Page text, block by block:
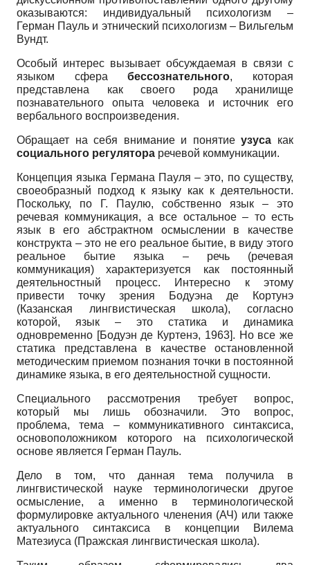
оказываются: индивидуальный психологизм –
Герман Пауль и этнический психологизм – Вильгельм
Вундт.
Особый интерес вызывает обсуждаемая в связи с
языком сферабессознательного, которая
представлена как своего рода хранилище
познавательного опыта человека и источник его
вербального воспроизведения.
Обращает на себя внимание и понятиеузуса как
социального регулятора речевой коммуникации.
Концепция языка Германа Пауля – это, по существу,
своеобразный подход к языку как к деятельности.
Поскольку, по Г. Паулю, собственно язык – это
речевая коммуникация, а все остальное – то есть
язык в его абстрактном осмыслении в качестве
конструкта – это не его реальное бытие, в виду этого
реальное бытие языка – речь (речевая
коммуникация) характеризуется как постоянный
деятельностный процесс. Интересно к этому
привести точку зрения Бодуэна де Кортунэ
(Казанская лингвистическая школа), согласно
которой, язык – это статика и динамика
одновременно [Бодуэн де Куртенэ, 1963]. Но все же
статика представлена в качестве остановленной
методическим приемом познания точки в постоянной
динамике языка, в его деятельностной сущности.
Специального рассмотрения требует вопрос,
который мы лишь обозначили. Это вопрос,
проблема, тема – коммуникативного синтаксиса,
основоположником которого на психологической
основе является Герман Пауль.
Дело в том, что данная тема получила в
лингвистической науке терминологически другое
осмысление, а именно в терминологической
формулировке актуального членения (АЧ) или также
актуального синтаксиса в концепции Вилема
Матезиуса (Пражская лингвистическая школа).